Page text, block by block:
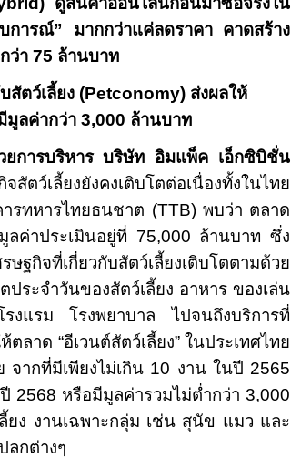
การณ์” มากกว่าแค่ลดราคา คาดสร้าง
ว่า 75 ล้านบาท
สัตว์เลี้ยง (Petconomy) ส่งผลให้
มูลค่ากว่า 3,000 ล้านบาท
ยการบริหาร บริษัท อิมแพ็ค เอ็กซิบิชั่น
จสัตว์เลี้ยงยังคงเติบโตต่อเนื่องทั้งในไทย
รทหารไทยธนชาต (TTB) พบว่า ตลาด
ลค่าประเมินอยู่ที่ 75,000 ล้านบาท ซึ่ง
ษฐกิจที่เกี่ยวกับสัตว์เลี้ยงเติบโตตามด้วย
ระจำวันของสัตว์เลี้ยง อาหาร ของเล่น
แรม โรงพยาบาล ไปจนถึงบริการที่
ตลาด “อีเวนต์สัตว์เลี้ยง” ในประเทศไทย
ากที่มีเพียงไม่เกิน 10 งาน ในปี 2565
2568 หรือมีมูลค่ารวมไม่ต่ำกว่า 3,000
ยง งานเฉพาะกลุ่ม เช่น สุนัข แมว และ
ลกต่างๆ